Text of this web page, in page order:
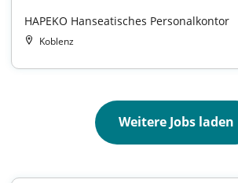
HAPEKO Hanseatisches Personalkontor
Koblenz
Weitere Jobs laden